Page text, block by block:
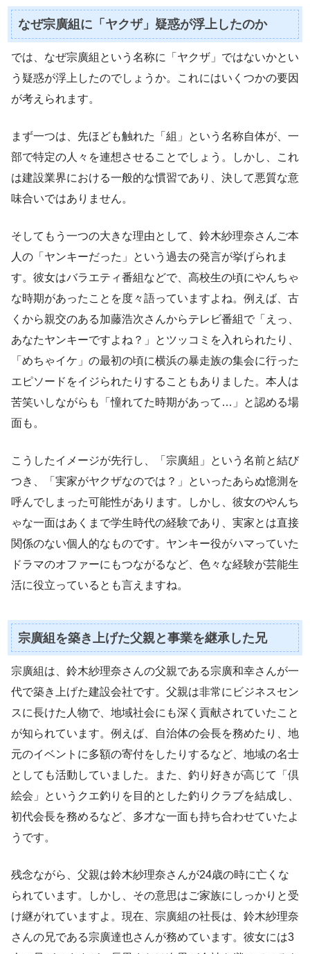
なぜ宗廣組に「ヤクザ」疑惑が浮上したのか
では、なぜ宗廣組という名称に「ヤクザ」ではないかとい
う疑惑が浮上したのでしょうか。これにはいくつかの要因
が考えられます。
まず一つは、先ほども触れた「組」という名称自体が、一
部で特定の人々を連想させることでしょう。しかし、これ
は建設業界における一般的な慣習であり、決して悪質な意
味合いではありません。
そしてもう一つの大きな理由として、鈴木紗理奈さんご本
人の「ヤンキーだった」という過去の発言が挙げられま
す。彼女はバラエティ番組などで、高校生の頃にやんちゃ
な時期があったことを度々語っていますよね。例えば、古
くから親交のある加藤浩次さんからテレビ番組で「えっ、
あなたヤンキーですよね？」とツッコミを入れられたり、
「めちゃイケ」の最初の頃に横浜の暴走族の集会に行った
エピソードをイジられたりすることもありました。本人は
苦笑いしながらも「憧れてた時期があって…」と認める場
面も。
こうしたイメージが先行し、「宗廣組」という名前と結び
つき、「実家がヤクザなのでは？」といったあらぬ憶測を
呼んでしまった可能性があります。しかし、彼女のやんち
ゃな一面はあくまで学生時代の経験であり、実家とは直接
関係のない個人的なものです。ヤンキー役がハマっていた
ドラマのオファーにもつながるなど、色々な経験が芸能生
活に役立っているとも言えますね。
宗廣組を築き上げた父親と事業を継承した兄
宗廣組は、鈴木紗理奈さんの父親である宗廣和幸さんが一
代で築き上げた建設会社です。父親は非常にビジネスセン
スに長けた人物で、地域社会にも深く貢献されていたこと
が知られています。例えば、自治体の会長を務めたり、地
元のイベントに多額の寄付をしたりするなど、地域の名士
としても活動していました。また、釣り好きが高じて「倶
絵会」というクエ釣りを目的とした釣りクラブを結成し、
初代会長を務めるなど、多才な一面も持ち合わせていたよ
うです。
残念ながら、父親は鈴木紗理奈さんが24歳の時に亡くな
られています。しかし、その意思はご家族にしっかりと受
け継がれていますよ。現在、宗廣組の社長は、鈴木紗理奈
さんの兄である宗廣達也さんが務めています。彼女には3